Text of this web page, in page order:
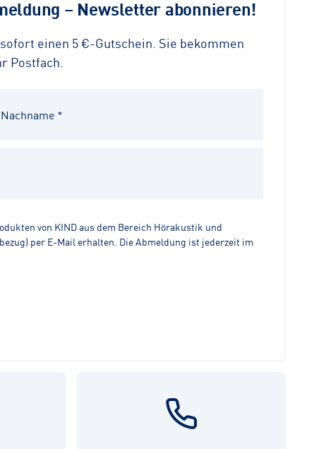
– Newsletter abonnieren!
einen 5 €-Gutschein. Sie bekommen
Postfach.
von KIND aus dem Bereich Hörakustik und
per E-Mail erhalten. Die Abmeldung ist jederzeit im